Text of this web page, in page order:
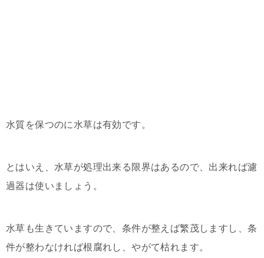
水質を保つのに水草は有効です。
とはいえ、水草が処理出来る限界はあるので、出来れば濾
過器は使いましょう。
水草も生きていますので、条件が整えば繁茂しますし、条
件が整わなければ根腐れし、やがて枯れます。